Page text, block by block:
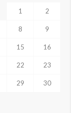
1 2
8 9
15 16
22 23
29 30